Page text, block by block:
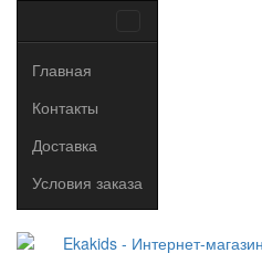
Главная
Контакты
Доставка
Условия заказа